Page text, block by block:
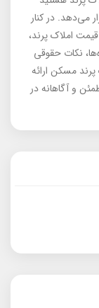
می‌دهد. در کنار
املاک پرند،
نکات حقوقی
پرند مسکن ارائه
و آگاهانه در